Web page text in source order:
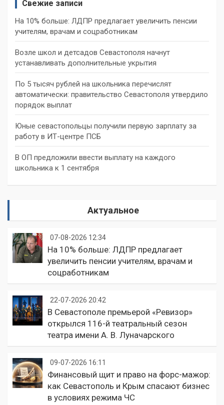
Свежие записи
На 10% больше: ЛДПР предлагает увеличить пенсии
учителям, врачам и соцработникам
Возле школ и детсадов Севастополя начнут
устанавливать дополнительные укрытия
По 5 тысяч рублей на школьника перечислят
автоматически: правительство Севастополя утвердило
порядок выплат
Юные севастопольцы получили первую зарплату за
работу в ИТ-центре ПСБ
В ОП предложили ввести выплату на каждого
школьника к 1 сентября
Актуальное
07-08-2026 12:34
На 10% больше: ЛДПР предлагает
увеличить пенсии учителям, врачам и
соцработникам
22-07-2026 20:42
В Севастополе премьерой «Ревизор»
открылся 116-й театральный сезон
театра имени А. В. Луначарского
09-07-2026 16:11
Финансовый щит и право на форс-мажор:
как Севастополь и Крым спасают бизнес
в условиях режима ЧС